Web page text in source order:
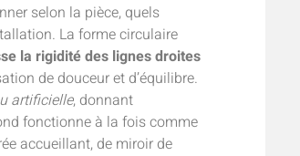
selon la pièce, quels
La forme circulaire
la rigidité des lignes droites
de douceur et d’équilibre.
artificielle, donnant
fonctionne à la fois comme
accueillant, de miroir de